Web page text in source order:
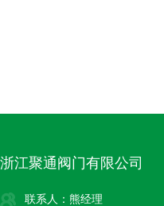
浙江聚通阀门有限公司
联系人：熊经理